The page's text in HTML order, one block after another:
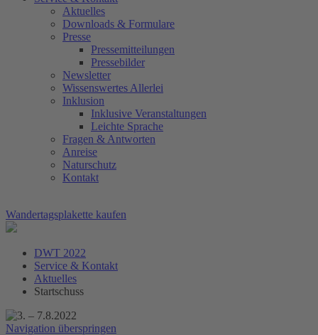
Aktuelles
Downloads & Formulare
Presse
Pressemitteilungen
Pressebilder
Newsletter
Wissenswertes Allerlei
Inklusion
Inklusive Veranstaltungen
Leichte Sprache
Fragen & Antworten
Anreise
Naturschutz
Kontakt
Wandertagsplakette kaufen
DWT 2022
Service & Kontakt
Aktuelles
Startschuss
Navigation überspringen